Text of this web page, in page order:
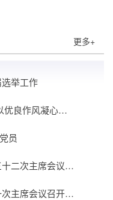
更多+
举工作
深入贯彻落实中央八项规定精神 以优良作风凝心聚力干...
员
区政协召开三届三十六次党组暨三十二次主席会议 逯鹰...
区政协三届三十五次党组暨三十一次主席会议召开 逯鹰...